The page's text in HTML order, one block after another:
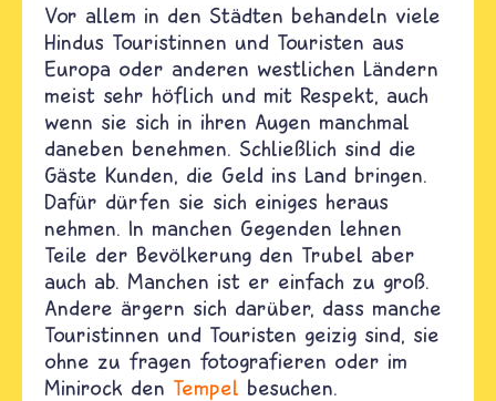
Vor allem in den Städten behandeln viele
Hindus Touristinnen und Touristen aus
Europa oder anderen westlichen Ländern
meist sehr höflich und mit Respekt, auch
wenn sie sich in ihren Augen manchmal
daneben benehmen. Schließlich sind die
Gäste Kunden, die Geld ins Land bringen.
Dafür dürfen sie sich einiges heraus
nehmen. In manchen Gegenden lehnen
Teile der Bevölkerung den Trubel aber
auch ab. Manchen ist er einfach zu groß.
Andere ärgern sich darüber, dass manche
Touristinnen und Touristen geizig sind, sie
ohne zu fragen fotografieren oder im
Minirock den Tempel besuchen.